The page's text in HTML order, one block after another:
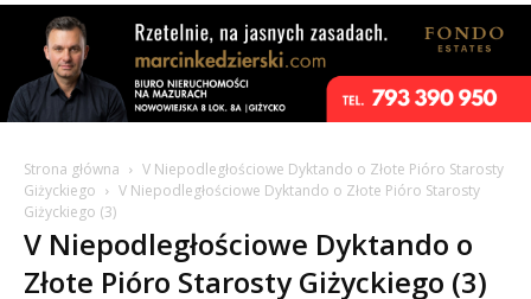
Strona główna
V Niepodległościowe Dyktando o Złote Pióro Starosty
Giżyckiego
V Niepodległościowe Dyktando o Złote Pióro Starosty
Giżyckiego (3)
V Niepodległościowe Dyktando o
Złote Pióro Starosty Giżyckiego (3)